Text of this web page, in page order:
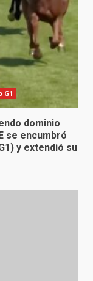
G1
dominio
se encumbró
y extendió su